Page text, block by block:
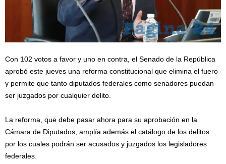
Con 102 votos a favor y uno en contra, el Senado de la República
aprobó este jueves una reforma constitucional que elimina el fuero
y permite que tanto diputados federales como senadores puedan
ser juzgados por cualquier delito.
La reforma, que debe pasar ahora para su aprobación en la
Cámara de Diputados, amplía además el catálogo de los delitos
por los cuales podrán ser acusados y juzgados los legisladores
federales.